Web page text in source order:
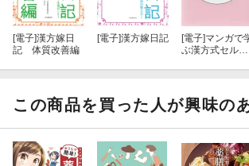
[電子]漢方嫁日
記 体質改善編
[電子]漢方嫁日記 [電子]マンガで
ぶ漢方式セルフ
この商品を買った人が興味の